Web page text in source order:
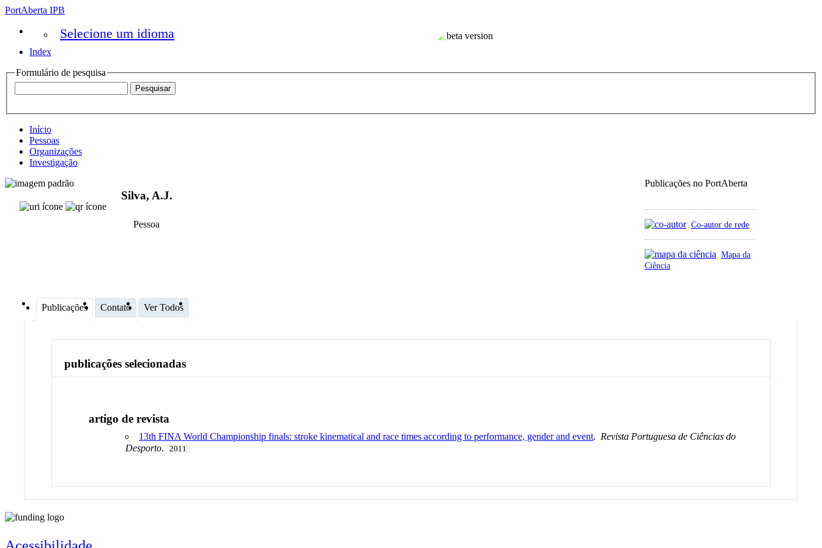
PortAberta IPB
Selecione um idioma
Index
Formulário de pesquisa
Início
Pessoas
Organizações
Investigação
Publicações no PortAberta
Co-autor de rede
Mapa da
Ciência
Silva, A.J.
Pessoa
Publicações Contato Ver Todos
publicações selecionadas
artigo de revista
13th FINA World Championship finals: stroke kinematical and race times according to performance, gender and event. Revista Portuguesa de Ciências do
Desporto. 2011